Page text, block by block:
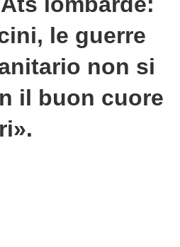
le guerre
non si
il buon cuore